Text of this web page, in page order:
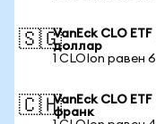
🇸🇬VanEck CLO
доллар
1 CLOIon равен
🇨🇭VanEck CLO
франк